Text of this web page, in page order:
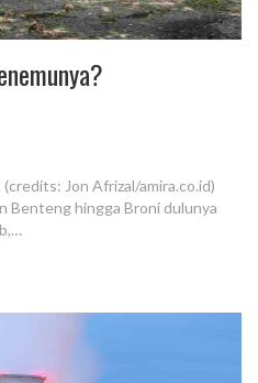
(credits: Jon Afrizal/amira.co.id)
Benteng hingga Broni dulunya